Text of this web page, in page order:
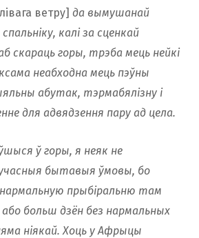
ветру] да вымушанай
калі за сценкай
скараць горы, трэба мець нейкі
неабходна мець пэўны
абутак, тэрмабялізну і
для адвядзення пару ад цела.
ў горы, я неяк не
бытавыя ўмовы, бо
нармальную прыбіральню там
больш дзён без нармальных
ніякай. Хоць у Афрыцы